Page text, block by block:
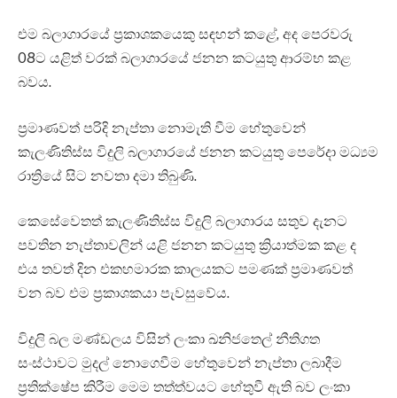
එම බලාගාරයේ ප්‍රකාශකයෙකු සඳහන් කළේ, අද පෙරවරු
08ට යළිත් වරක් බලාගාරයේ ජනන කටයුතු ආරම්භ කළ
බවය.
ප්‍රමාණවත් පරිදි නැප්තා නොමැති වීම හේතුවෙන්
කැලණිතිස්ස විදුලි බලාගාරයේ ජනන කටයුතු පෙරේදා මධ්‍යම
රාත්‍රියේ සිට නවතා දමා තිබුණි.
කෙසේවෙතත් කැලණිතිස්ස විදුලි බලාගාරය සතුව දැනට
පවතින නැප්තාවලින් යළි ජනන කටයුතු ක්‍රියාත්මක කළ ද
එය තවත් දින එකහමාරක කාලයකට පමණක් ප්‍රමාණවත්
වන බව එම ප්‍රකාශකයා පැවසුවේය.
විදුලි බල මණ්ඩලය විසින් ලංකා ඛනිජතෙල් නීතිගත
සංස්ථාවට මුදල් නොගෙවීම හේතුවෙන් නැප්තා ලබාදීම
ප්‍රතික්ෂේප කිරීම මෙම තත්ත්වයට හේතුවී ඇති බව ලංකා